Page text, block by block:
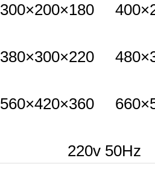
300×200×180 400×
380×300×220 480×
560×420×360 660×
220v 50Hz